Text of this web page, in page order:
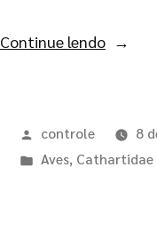
Continue lendo
controle
8
Aves, Cathartidae